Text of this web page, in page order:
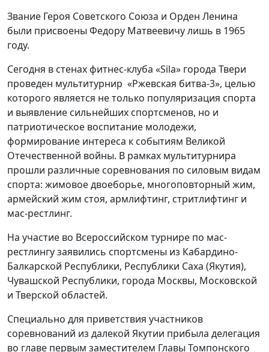
Звание Героя Советского Союза и Орден Ленина
были присвоены Федору Матвеевичу лишь в 1965
году.
Сегодня в стенах фитнес-клуба «Sila» города Твери
проведен мультитурнир «Ржевская битва-3», целью
которого является не только популяризация спорта
и выявление сильнейших спортсменов, но и
патриотическое воспитание молодежи,
формирование интереса к событиям Великой
Отечественной войны. В рамках мультитурнира
прошли различные соревнования по силовым видам
спорта: жимовое двоеборье, многоповторный жим,
армейский жим стоя, армлифтинг, стритлифтинг и
мас-рестлинг.
На участие во Всероссийском турнире по мас-
рестлингу заявились спортсмены из Кабардино-
Балкарской Республики, Республики Саха (Якутия),
Чувашской Республики, города Москвы, Московской
и Тверской областей.
Специально для приветствия участников
соревнований из далекой Якутии прибыла делегация
во главе первым заместителем Главы Томпонского